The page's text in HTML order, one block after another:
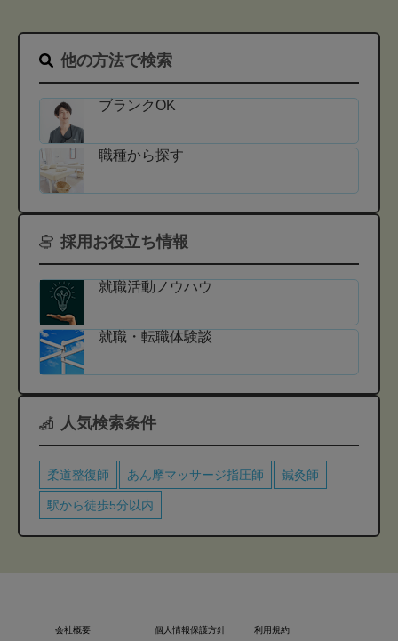
他の方法で検索
ブランクOK
職種から探す
採用お役立ち情報
就職活動ノウハウ
就職・転職体験談
人気検索条件
柔道整復師 あん摩マッサージ指圧師 鍼灸師
駅から徒歩5分以内
会社概要 個人情報保護方針 利用規約